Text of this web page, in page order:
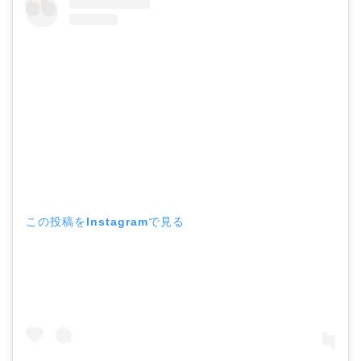
この投稿をInstagramで見る